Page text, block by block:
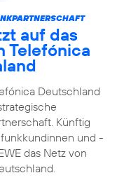
auf das
Telefónica
Deutschland
Künftig
und -
das Netz von